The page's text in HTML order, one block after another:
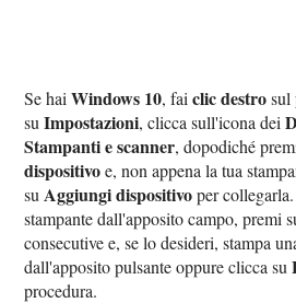
Se haiWindows 10, faiclic destrosul
suImpostazioni, clicca sull'icona dei
Stampanti e scanner, dopodiché
dispositivoe, non appena la tua
su Aggiungi dispositivoper
stampante dall'apposito campo, premi
consecutive e, se lo desideri, stampa
dall'apposito pulsante oppure clicca su
procedura.